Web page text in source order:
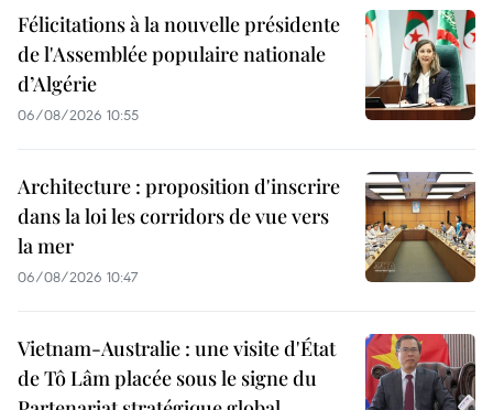
Félicitations à la nouvelle présidente
de l'Assemblée populaire nationale
d’Algérie
06/08/2026 10:55
Architecture : proposition d'inscrire
dans la loi les corridors de vue vers
la mer
06/08/2026 10:47
Vietnam-Australie : une visite d'État
de Tô Lâm placée sous le signe du